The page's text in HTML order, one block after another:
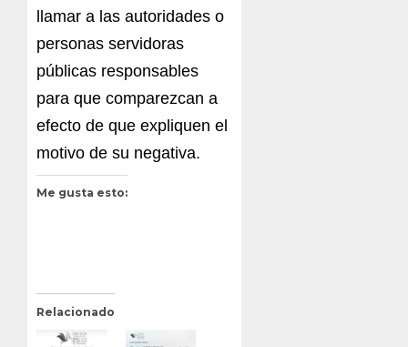
llamar a las autoridades o
personas servidoras
públicas responsables
para que comparezcan a
efecto de que expliquen el
motivo de su negativa.
Me gusta esto:
Relacionado